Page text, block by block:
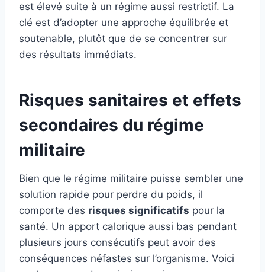
est élevé suite à un régime aussi restrictif. La
clé est d’adopter une approche équilibrée et
soutenable, plutôt que de se concentrer sur
des résultats immédiats.
Risques sanitaires et effets
secondaires du régime
militaire
Bien que le régime militaire puisse sembler une
solution rapide pour perdre du poids, il
comporte des risques significatifs pour la
santé. Un apport calorique aussi bas pendant
plusieurs jours consécutifs peut avoir des
conséquences néfastes sur l’organisme. Voici